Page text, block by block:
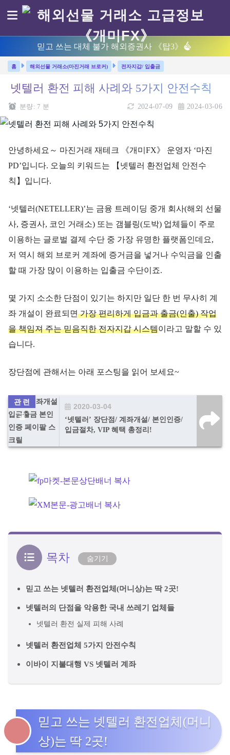
믿고 쓰는 대체 불가 해외증권사 《탑3》
해외선물 거래소(마진거래 브로커) 전자지갑/ 입출금
넷텔러 환전 피해 사례와 5가지 안전수칙
2024-03-06
2024-07-09
분량: 7 분
안녕하세요～ 마진거래 재테크 《개미FX》 운영자 ‘마진
PD’입니다. 오늘의 키워드는 【넷텔러 환전업체 안전수
칙】입니다.
‘넷텔러(NETELLER)’는 금융 트레이딩 중개 회사(해외 선물
사, 증권사, 코인 거래소) 또는 갬블링(도박) 업체들이 주로
이용하는 글로벌 결제 수단 중 가장 유명한 플랫폼인데요,
저 역시 해외 브로커 계좌에 증거금을 넣거나 수익금을 인출
할 때 가장 많이 이용하는 입출금 수단이죠.
몇 가지 소소한 단점이 있기는 하지만 일단 한 번 무사히 계
좌 개설이 완료되면가장 편리하게 입금과 출금(인출) 작업
을 책임져 주는 믿음직한 전자지갑 시스템이라고 말할 수 있
습니다.
장단점에 관해서는 아래 포스팅을 읽어 보세요~
2020-03-04
‘넷텔러’ 장단점/ 계좌개설/ 본인인증/
입금절차, VIP 혜택 총정리!
목차 숨기기
믿고 쓰는 넷텔러 환전업체(머니상)는 딱 2곳!
넷텔러의 단점을 악용한 국내 쓰레기 업체들
넷텔러 환전 실제 피해 사례
넷텔러 환전업체 5가지 안전수칙
이바이 지불대행 VS 넷텔러 계좌
믿고 쓰는 넷텔러 환전업체(머니
상)는 딱 2곳!